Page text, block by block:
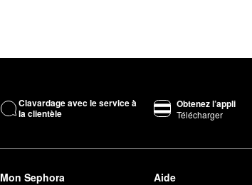
Clavardage avec le service à
la clientèle
Obtenez l’appli
Télécharger
Mon Sephora Aide